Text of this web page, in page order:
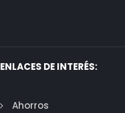
ENLACES DE INTERÉS:
Ahorros